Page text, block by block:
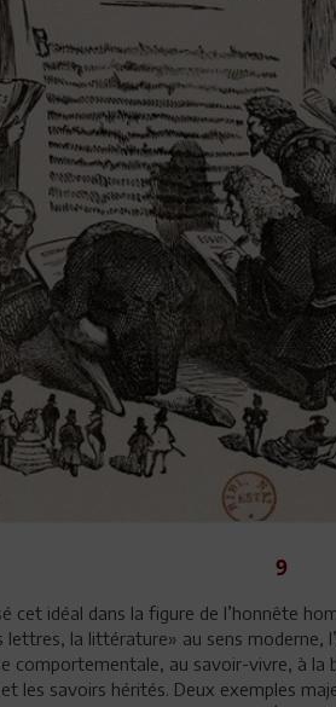
9
cet idéal dans la figure de l’honnête
lettres, la littérature» au sens moderne,
comportementale, au savoir-vivre, à la
les savoirs hérités. Deux exemples